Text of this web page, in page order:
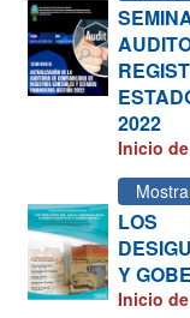
2022
Inicio
LOS
Y
Inicio